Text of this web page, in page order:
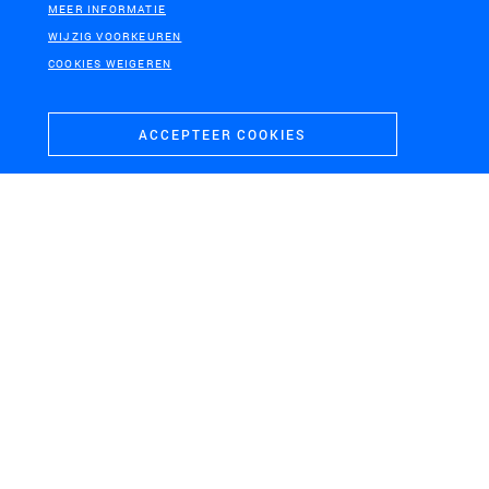
MEER INFORMATIE
WIJZIG VOORKEUREN
COOKIES WEIGEREN
ACCEPTEER COOKIES